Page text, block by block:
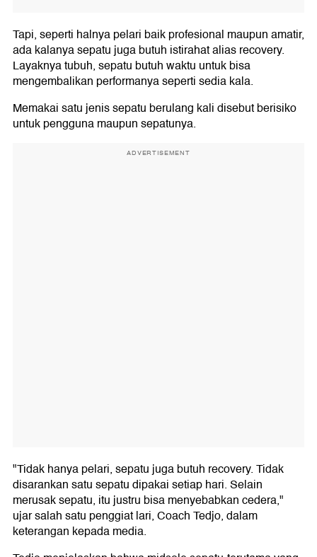
Tapi, seperti halnya pelari baik profesional maupun amatir,
ada kalanya sepatu juga butuh istirahat alias recovery.
Layaknya tubuh, sepatu butuh waktu untuk bisa
mengembalikan performanya seperti sedia kala.
Memakai satu jenis sepatu berulang kali disebut berisiko
untuk pengguna maupun sepatunya.
ADVERTISEMENT
"Tidak hanya pelari, sepatu juga butuh recovery. Tidak
disarankan satu sepatu dipakai setiap hari. Selain
merusak sepatu, itu justru bisa menyebabkan cedera,"
ujar salah satu penggiat lari, Coach Tedjo, dalam
keterangan kepada media.